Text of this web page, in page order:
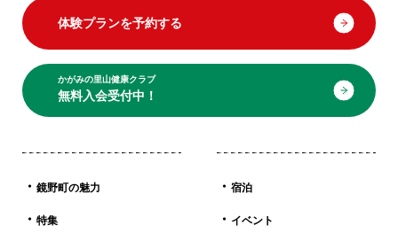
体験プランを予約する
かがみの里山健康クラブ
無料入会受付中！
鏡野町の魅力
特集
宿泊
イベント